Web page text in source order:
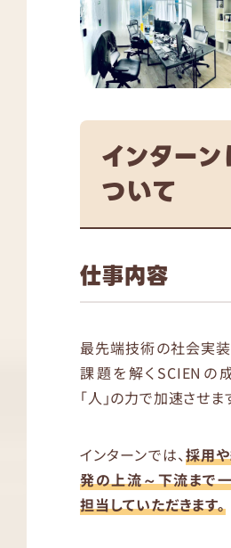
インターン
ついて
仕事内容
最先端技術の社会実
課題を解くSCIENの
「人」の力で加速させま
インターンでは、採用
発の上流～下流まで
担当していただきます。